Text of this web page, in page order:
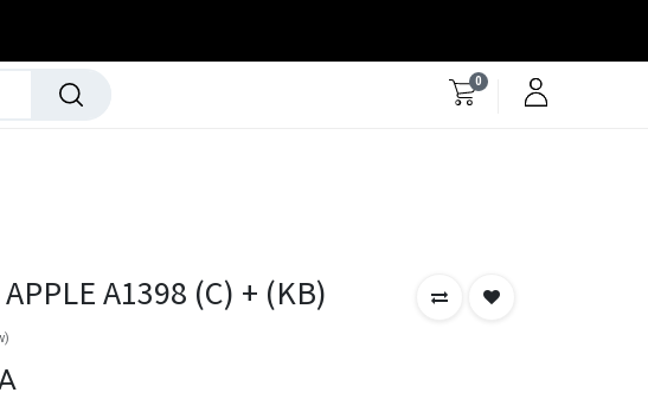
0
APPLE A1398 (C) + (KB)